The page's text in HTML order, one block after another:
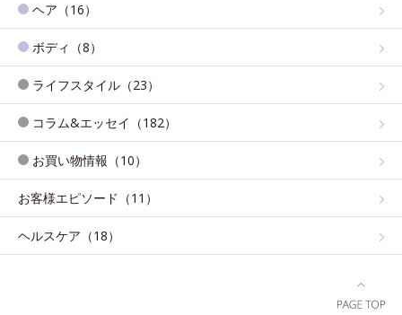
ヘア（16）
ボディ（8）
ライフスタイル（23）
コラム&エッセイ（182）
お買い物情報（10）
お客様エピソード（11）
ヘルスケア（18）